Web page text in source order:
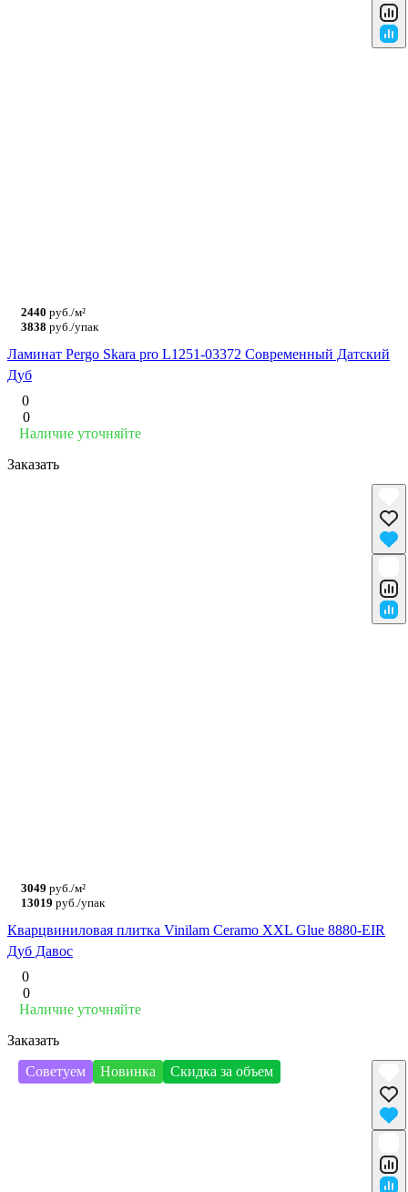
2440 руб./м²
3838 руб./упак
Ламинат Pergo Skara pro L1251-03372 Современный Датский
Дуб
0
0
Наличие уточняйте
Заказать
3049 руб./м²
13019 руб./упак
Кварцвиниловая плитка Vinilam Ceramo XXL Glue 8880-EIR
Дуб Давос
0
0
Наличие уточняйте
Заказать
Советуем
Новинка Скидка за объем